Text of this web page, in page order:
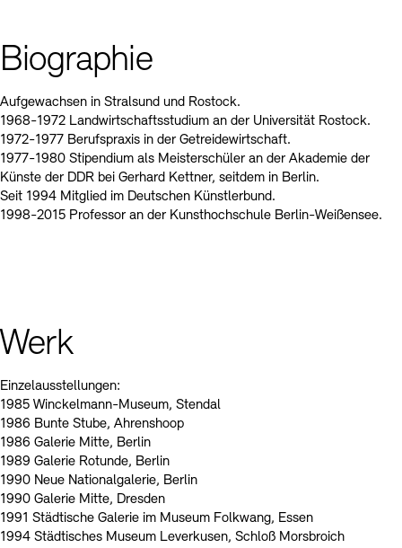
Stellenangebote Newsletter
Nachhaltigkeit Kontakt
Digitale Sammlungen
Biographie
Aufgewachsen in Stralsund und Rostock.
1968-1972 Landwirtschaftsstudium an der Universität Rostock.
1972-1977 Berufspraxis in der Getreidewirtschaft.
1977-1980 Stipendium als Meisterschüler an der Akademie der
Künste der DDR bei Gerhard Kettner, seitdem in Berlin.
Seit 1994 Mitglied im Deutschen Künstlerbund.
1998-2015 Professor an der Kunsthochschule Berlin-Weißensee.
Werk
Einzelausstellungen:
1985 Winckelmann-Museum, Stendal
1986 Bunte Stube, Ahrenshoop
1986 Galerie Mitte, Berlin
1989 Galerie Rotunde, Berlin
1990 Neue Nationalgalerie, Berlin
1990 Galerie Mitte, Dresden
1991 Städtische Galerie im Museum Folkwang, Essen
1994 Städtisches Museum Leverkusen, Schloß Morsbroich